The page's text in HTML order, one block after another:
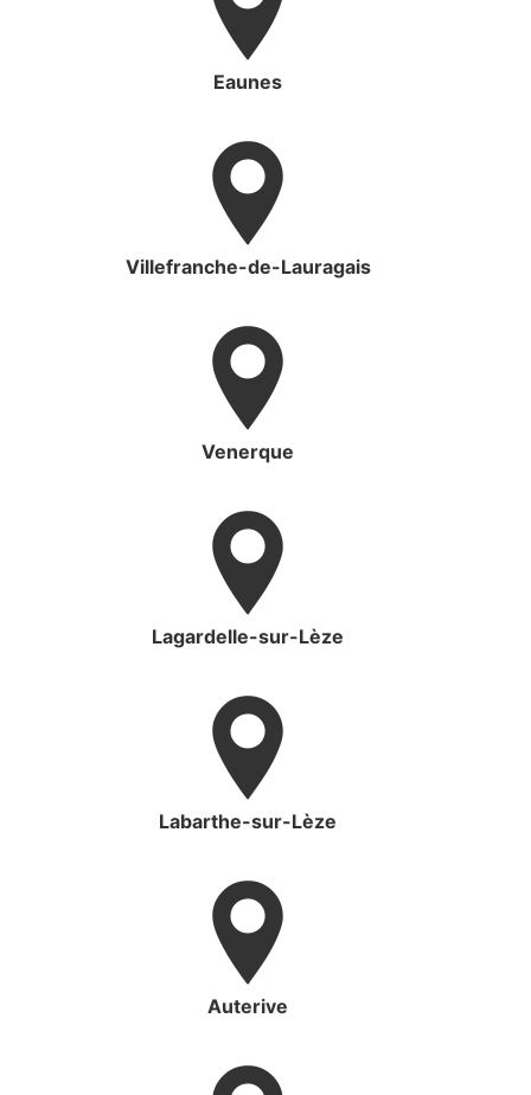
Eaunes
Villefranche-de-Lauragais
Venerque
Lagardelle-sur-Lèze
Labarthe-sur-Lèze
Auterive